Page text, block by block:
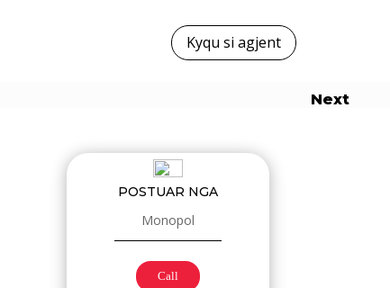
Kyqu si agjent
Next
POSTUAR NGA
Monopol
Call